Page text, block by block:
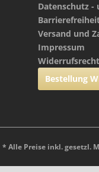
Datenschutz -
Versand und
Impressum
Widerrufsrecht
Bestellung
* Alle Preise inkl. gesetzl.